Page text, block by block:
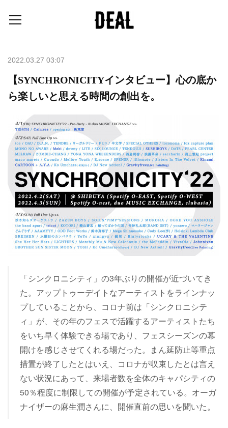
2022.03.27 03:07
【SYNCHRONICITYインタビュー】心の底か
ら楽しいと思える時間の創出を。
「シンクロニシティ」の3年ぶりの開催が近づいてき
た。アップトゥーデイトなアーティストをラインナッ
プしていることから、コロナ前は「シンクロニシテ
ィ」が、その年のフェスで活躍するアーティストたち
をいち早く体験できる場であり、フェスシーズンの幕
開けを感じさせてくれる場だった。まん延防止等重点
措置が終了したとはいえ、コロナが収束したとは言え
ない状況にあって、来場者数を全体のキャパシティの
50％程度に制限しての開催が予定されている。オーガ
ナイザーの麻生潤さんに、開催直前の思いを聞いた。